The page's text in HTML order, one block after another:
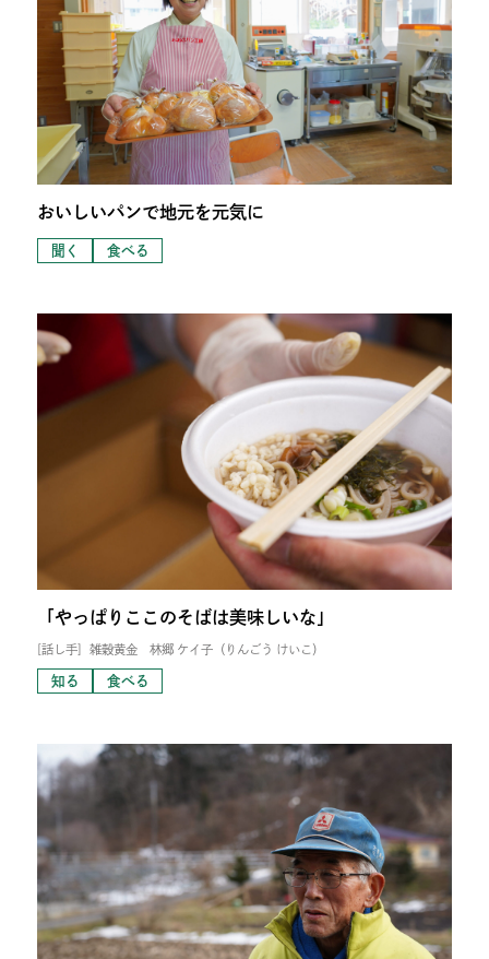
おいしいパンで地元を元気に
聞く 食べる
「やっぱりここのそばは美味しいな」
[話し手] 雑穀黄金 林郷 ケイ子（りんごう けいこ）
知る 食べる